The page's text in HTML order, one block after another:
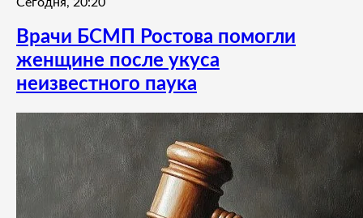
Врачи БСМП Ростова помогли
женщине после укуса
неизвестного паука